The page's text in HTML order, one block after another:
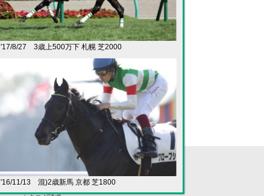
'17/8/27 3歳上500万下 札幌 芝2000
'16/11/13 混)2歳新馬 京都 芝1800
入会案内
新規入会・出資の手順